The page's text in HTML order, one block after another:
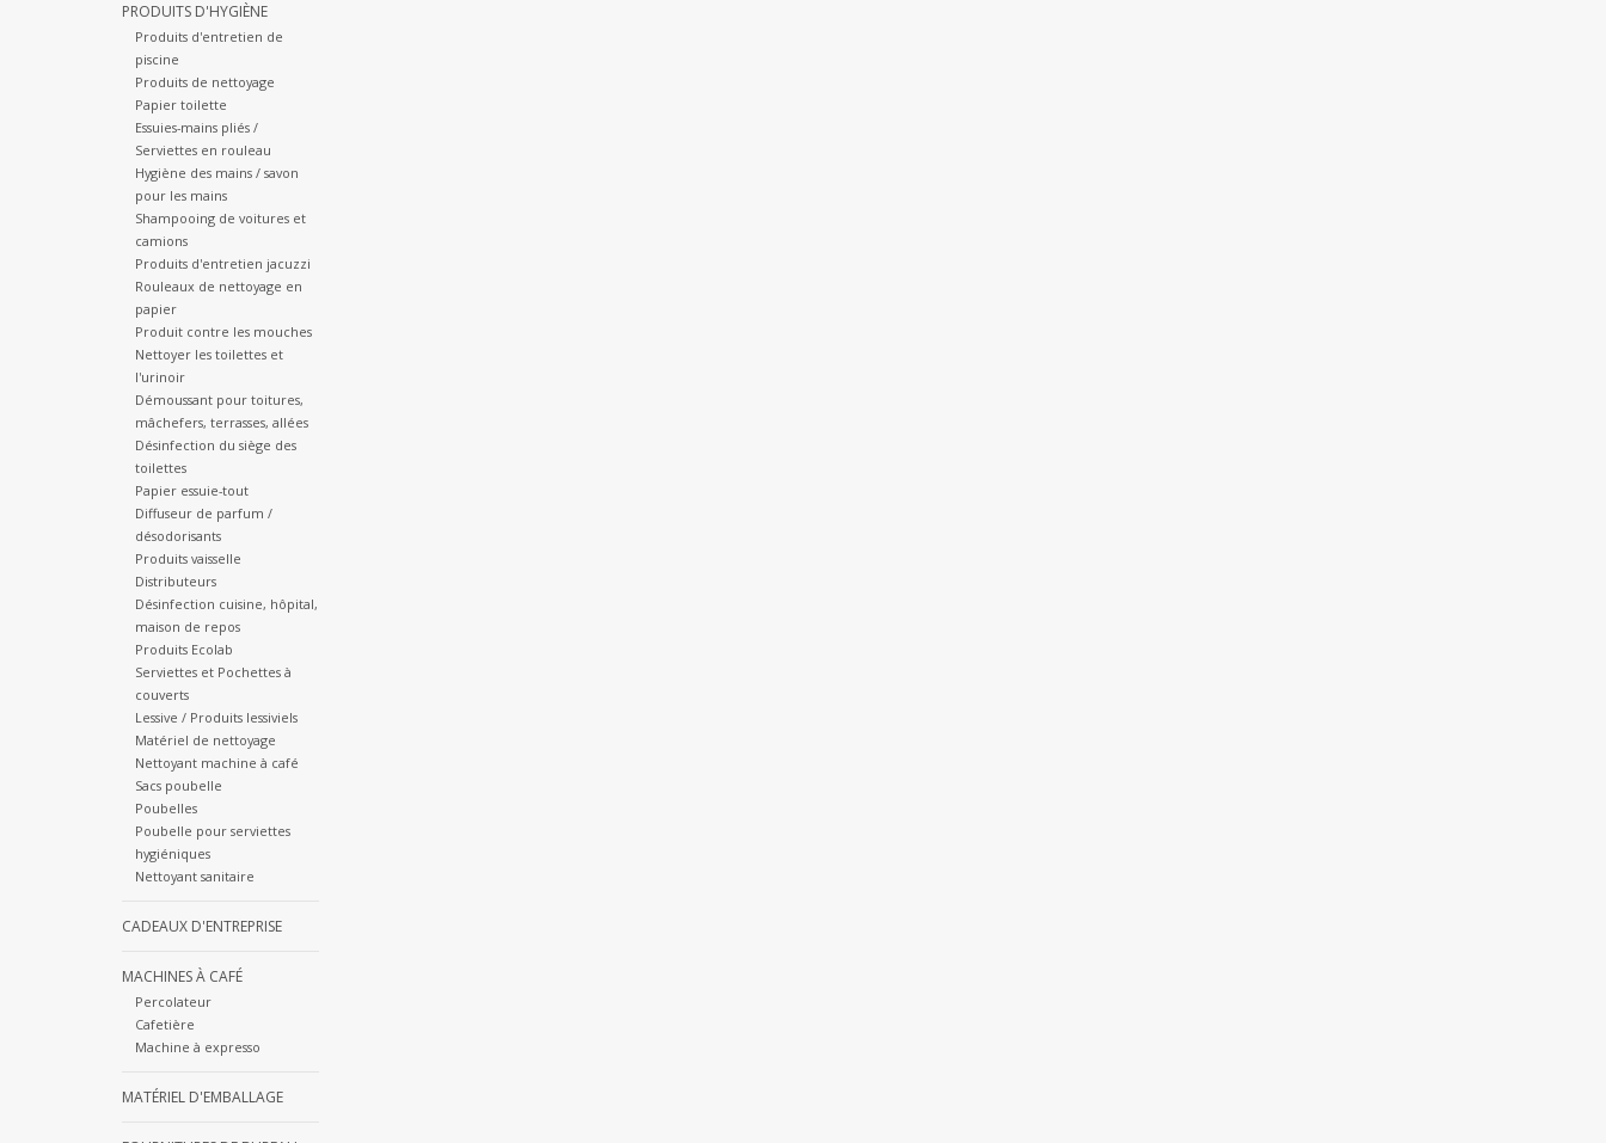
PRODUITS D'HYGIÈNE
Produits d'entretien de
piscine
Produits de nettoyage
Papier toilette
Essuies-mains pliés /
Serviettes en rouleau
Hygiène des mains / savon
pour les mains
Shampooing de voitures et
camions
Produits d'entretien jacuzzi
Rouleaux de nettoyage en
papier
Produit contre les mouches
Nettoyer les toilettes et
l'urinoir
Démoussant pour toitures,
mâchefers, terrasses, allées
Désinfection du siège des
toilettes
Papier essuie-tout
Diffuseur de parfum /
désodorisants
Produits vaisselle
Distributeurs
Désinfection cuisine, hôpital,
maison de repos
Produits Ecolab
Serviettes et Pochettes à
couverts
Lessive / Produits lessiviels
Matériel de nettoyage
Nettoyant machine à café
Sacs poubelle
Poubelles
Poubelle pour serviettes
hygiéniques
Nettoyant sanitaire
CADEAUX D'ENTREPRISE
MACHINES À CAFÉ
Percolateur
Cafetière
Machine à expresso
MATÉRIEL D'EMBALLAGE